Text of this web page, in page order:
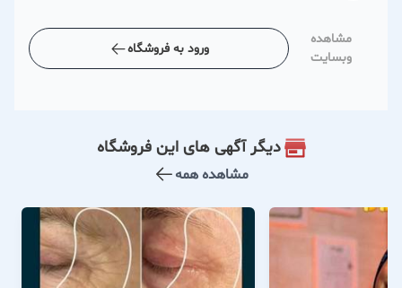
مشاهده
وبسایت
ورود به فروشگاه
دیگر آگهی های این فروشگاه
مشاهده همه